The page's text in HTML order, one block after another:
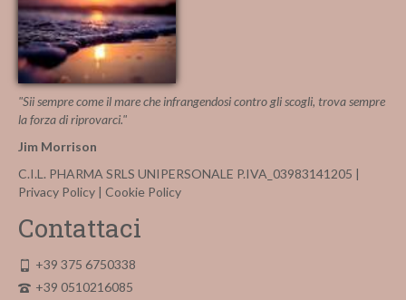
"Sii sempre come il mare che infrangendosi contro gli scogli, trova sempre
la forza di riprovarci."
Jim Morrison
C.I.L. PHARMA SRLS UNIPERSONALE P.IVA_03983141205 |
Privacy Policy | Cookie Policy
Contattaci
+39 375 6750338
+39 0510216085